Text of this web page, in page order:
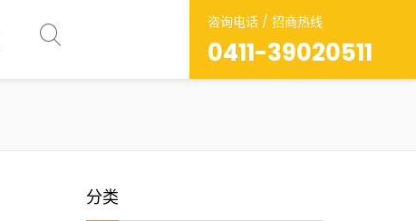
咨询电话 / 招商热线
0411-39020511
分类